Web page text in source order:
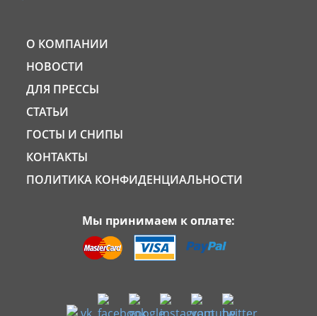
О КОМПАНИИ
НОВОСТИ
ДЛЯ ПРЕССЫ
СТАТЬИ
ГОСТЫ И СНИПЫ
КОНТАКТЫ
ПОЛИТИКА КОНФИДЕНЦИАЛЬНОСТИ
Мы принимаем к оплате: